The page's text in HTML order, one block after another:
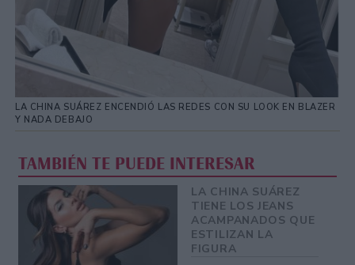
LA CHINA SUÁREZ ENCENDIÓ LAS REDES CON SU LOOK EN BLAZER
Y NADA DEBAJO
TAMBIÉN TE PUEDE INTERESAR
LA CHINA SUÁREZ
TIENE LOS JEANS
ACAMPANADOS QUE
ESTILIZAN LA
FIGURA